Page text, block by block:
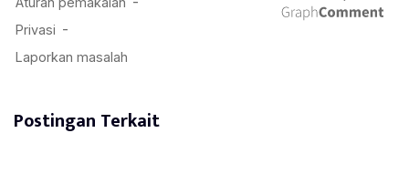
Postingan Terkait